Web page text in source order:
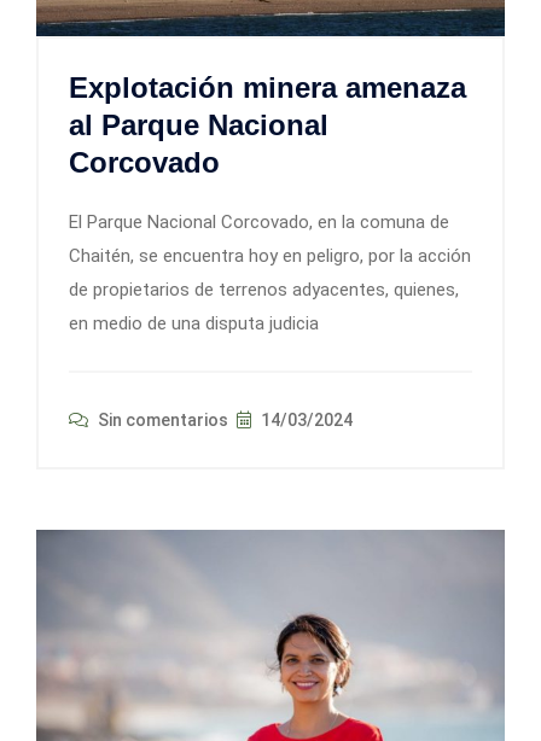
Explotación minera amenaza
al Parque Nacional
Corcovado
El Parque Nacional Corcovado, en la comuna de
Chaitén, se encuentra hoy en peligro, por la acción
de propietarios de terrenos adyacentes, quienes,
en medio de una disputa judicia
Sin comentarios 14/03/2024